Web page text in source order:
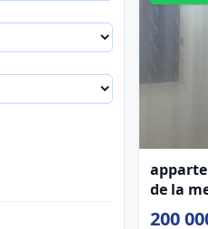
de la
200